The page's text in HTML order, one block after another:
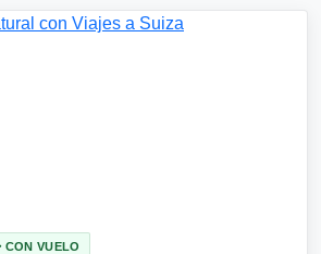
CON VUELO